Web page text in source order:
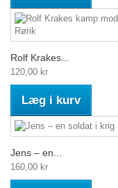
Rolf Krakes...
120,00 kr
Læg i kurv
Jens – en...
160,00 kr